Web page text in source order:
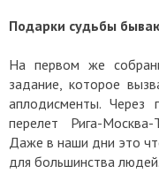
Подарки судьбы
На первом же
задание, которое
аплодисменты.
перелет Рига-
Даже в наши дни это
для большинства людей.